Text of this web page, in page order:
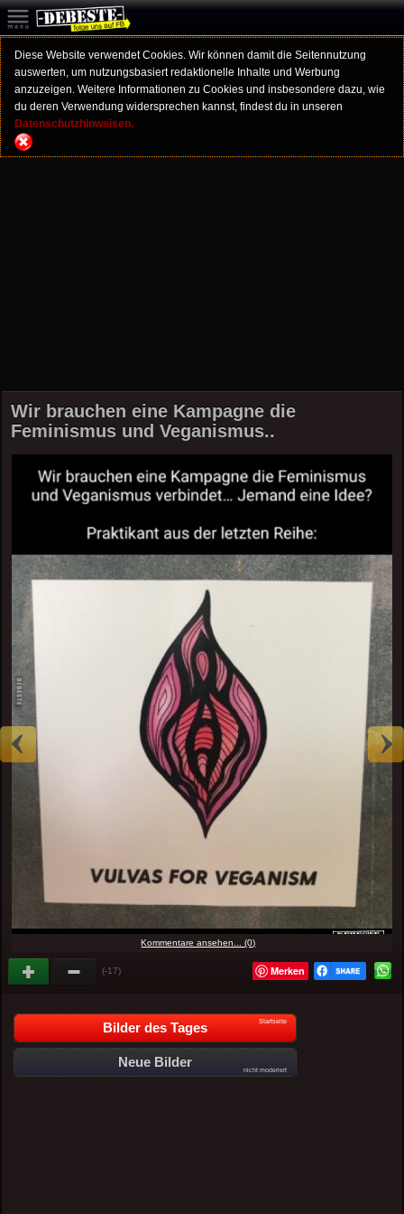
Diese Website verwendet Cookies. Wir können damit die Seitennutzung
auswerten, um nutzungsbasiert redaktionelle Inhalte und Werbung
anzuzeigen. Weitere Informationen zu Cookies und insbesondere dazu, wie
du deren Verwendung widersprechen kannst, findest du in unseren
Datenschutzhinweisen.
Wir brauchen eine Kampagne die
Feminismus und Veganismus..
Kommentare ansehen... (0)
(-17) Merken
Bilder des Tages Startseite
Neue Bilder
nicht moderiert